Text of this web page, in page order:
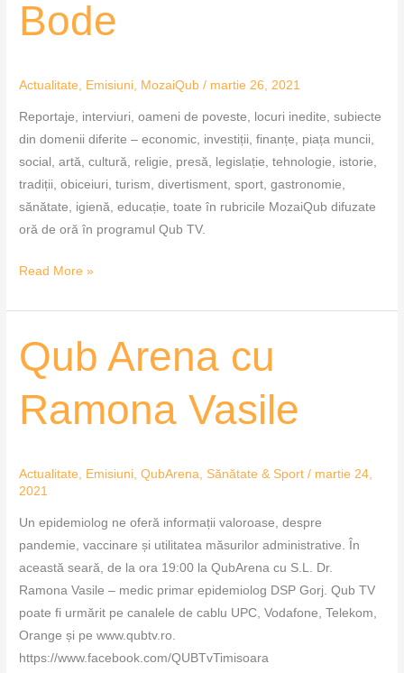
Bode
Actualitate Emisiuni MozaiQub / martie 26, 2021
Reportaje, interviuri, oameni de poveste, locuri inedite, subiecte
din domenii diferite – economic, investiții, finanțe, piața muncii,
social, artă, cultură, religie, presă, legislație, tehnologie, istorie,
tradiții, obiceiuri, turism, divertisment, sport, gastronomie,
sănătate, igienă, educație, toate în rubricile MozaiQub difuzate
oră de oră în programul Qub TV.
Bode
Read More »
Qub Arena cu
Ramona Vasile
Actualitate Emisiuni ,QubArena Sănătate & Sport / martie 24,
2021
Un epidemiolog ne oferă informații valoroase, despre
pandemie, vaccinare și utilitatea măsurilor administrative. În
această seară, de la ora 19:00 la QubArena cu S.L. Dr.
Ramona Vasile – medic primar epidemiolog DSP Gorj. Qub TV
poate fi urmărit pe canalele de cablu UPC, Vodafone, Telekom,
Orange și pe www.qubtv.ro.
https://www.facebook.com/QUBTvTimisoara
Qub
Arena
Ramona